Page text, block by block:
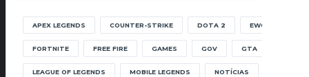
APEX LEGENDS COUNTER-STRIKE DOTA 2 EWC
FORTNITE FREE FIRE GAMES GOV GTA
LEAGUE OF LEGENDS MOBILE LEGENDS NOTÍCIAS